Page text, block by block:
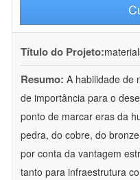
Título do Projeto:
Resumo: A habilidade de
de importância para o
ponto de marcar eras da
pedra, do cobre, do
por conta da vantagem
tanto para infraestrutura